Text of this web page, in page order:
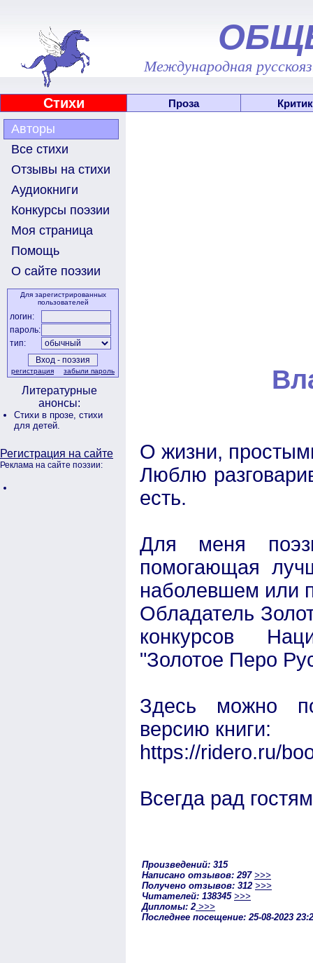
Международная
Стихи Проза
Авторы
Все стихи
Отзывы на стихи
Аудиокниги
Конкурсы поэзии
Моя страница
Помощь
О сайте поэзии
Для зарегистрированных
пользователей
логин:
пароль:
тип:
регистрация забыли пароль
Литературные
анонсы:
Стихи в прозе, стихи
для детей.
Регистрация на сайте
Реклама на сайте поэзии:
О жизни,
Люблю
есть.
Для меня
помогающая
наболевшем или
Обладатель
конкурсов
"Золотое Перо
Здесь можно
версию книги:
https://ridero.ru/
Всегда рад
Произведений: 315
Написано отзывов: 297 >>>
Получено отзывов: 312 >>>
Читателей: 138345 >>>
Дипломы: 2 >>>
Последнее посещение: 25-08-2023